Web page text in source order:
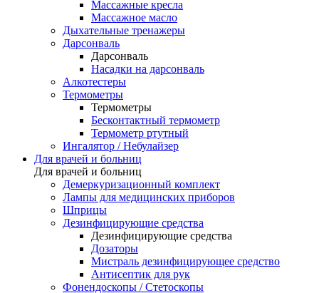
Массажные кресла
Массажное масло
Дыхательные тренажеры
Дарсонваль
Дарсонваль
Насадки на дарсонваль
Алкотестеры
Термометры
Термометры
Бесконтактный термометр
Термометр ртутный
Ингалятор / Небулайзер
Для врачей и больниц
Для врачей и больниц
Демеркуризационный комплект
Лампы для медицинских приборов
Шприцы
Дезинфицирующие средства
Дезинфицирующие средства
Дозаторы
Мистраль дезинфицирующее средство
Антисептик для рук
Фонендоскопы / Стетоскопы